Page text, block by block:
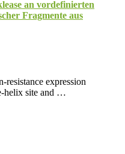
an vordefinierten
Fragmente aus
expression
helix site and …